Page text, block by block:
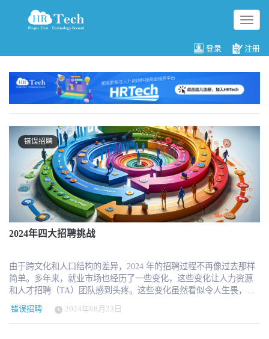
切
换
航
登录 注册
错误招聘
2024年四大招聘挑战
由于跨文化和人口结构的差异，2024 年的招聘过程不再像过去那样
简单。多年来，就业市场也经历了一些变化，这些变化让人力资源
和人才招聘（TA）团队感到头疼。这些变化虽然看似令人生畏，但
却为组织提供了其他机会，使其能够在往往是拥挤不堪的人才猎取
竞赛中脱颖而出。 成功的招聘与组织的成功密切相关，而且必须如
此。人力资本涵盖了组织中的所有员工，因为他们是公司成功的核
错误招聘 2024年08月23日